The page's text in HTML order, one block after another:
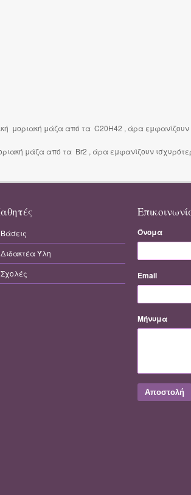
μοριακή μάζα από τα C20H42 , άρα εμφανίζουν
μάζα από τα Βr2 , άρα εμφανίζουν
Βάσεις
Διδακτέα Ύλη
Σχολές
Όνομα
Email
Μήνυμα
Αποστολή